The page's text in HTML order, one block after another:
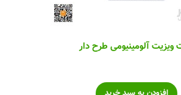
ویزیت آلومینیومی طرح دار